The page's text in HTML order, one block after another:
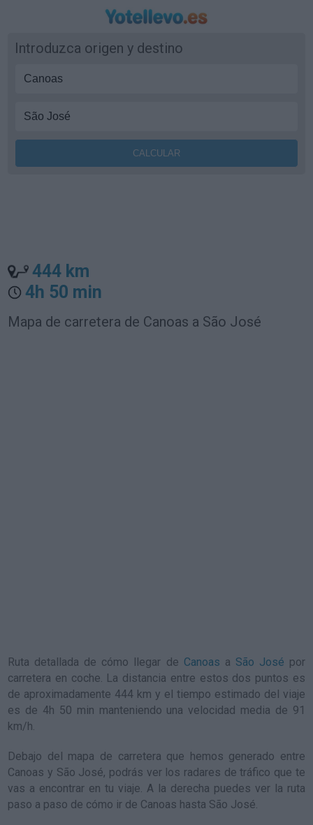
Introduzca origen y destino
444 km
4h 50 min
Mapa de carretera de Canoas a São José
Ruta detallada de cómo llegar de Canoas a São José por
carretera en coche. La distancia entre estos dos puntos es
de aproximadamente 444 km y el tiempo estimado del viaje
es de 4h 50 min manteniendo una velocidad media de 91
km/h.
Debajo del mapa de carretera que hemos generado entre
Canoas y São José, podrás ver los radares de tráfico que te
vas a encontrar en tu viaje. A la derecha puedes ver la ruta
paso a paso de cómo ir de Canoas hasta São José.